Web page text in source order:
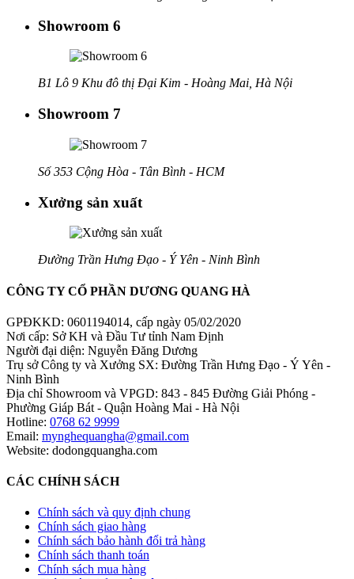
Showroom 6
B1 Lô 9 Khu đô thị Đại Kim - Hoàng Mai, Hà Nội
Showroom 7
Số 353 Cộng Hòa - Tân Bình - HCM
Xưởng sản xuất
Đường Trần Hưng Đạo - Ý Yên - Ninh Bình
CÔNG TY CỔ PHẦN DƯƠNG QUANG HÀ
GPĐKKD: 0601194014, cấp ngày 05/02/2020
Nơi cấp: Sở KH và Đầu Tư tỉnh Nam Định
Người đại diện: Nguyễn Đăng Dương
Trụ sở Công ty và Xưởng SX: Đường Trần Hưng Đạo - Ý Yên -
Ninh Bình
Địa chỉ Showroom và VPGD: 843 - 845 Đường Giải Phóng -
Phường Giáp Bát - Quận Hoàng Mai - Hà Nội
Hotline: 0768 62 9999
Email: mynghequangha@gmail.com
Website: dodongquangha.com
CÁC CHÍNH SÁCH
Chính sách và quy định chung
Chính sách giao hàng
Chính sách bảo hành đổi trả hàng
Chính sách thanh toán
Chính sách mua hàng